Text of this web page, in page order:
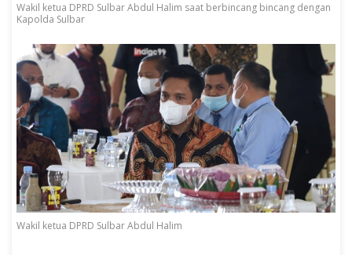
Wakil ketua DPRD Sulbar Abdul Halim saat berbincang bincang dengan
Kapolda Sulbar
Wakil ketua DPRD Sulbar Abdul Halim